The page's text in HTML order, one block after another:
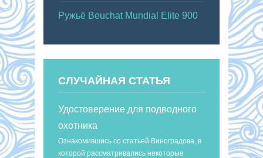
Ружьё Beuchat Mundial Elite 900
СЛУЧАЙНАЯ СТАТЬЯ
Удостоверение для подводного
охотника
Ознакомившись со статьей Виноградова, в
которой рассматривались некоторые